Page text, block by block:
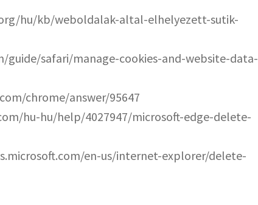
hu/kb/weboldalak-altal-elhelyezett-sutik-
safari/manage-cookies-and-website-data-
chrome/answer/95647
hu-hu/help/4027947/microsoft-edge-delete-
en-us/internet-explorer/delete-